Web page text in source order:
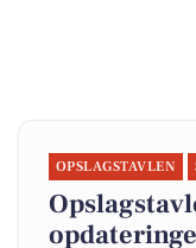
OPSLAGSTAVLEN